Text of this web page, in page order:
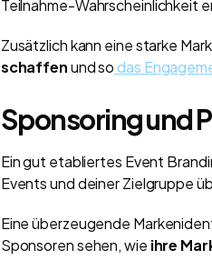
Teilnahme-Wahrscheinlichkeit
Zusätzlich kann eine starke
schaffenund sodas
Sponsoring und
Ein gut etabliertes Event
Events und deiner Zielgruppe
Eine überzeugende
Sponsoren sehen, wie ihre